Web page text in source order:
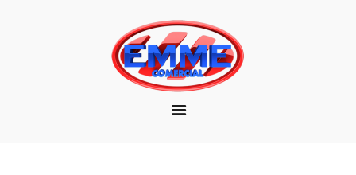
EMPRESA
MARCAS
PRODUTOS